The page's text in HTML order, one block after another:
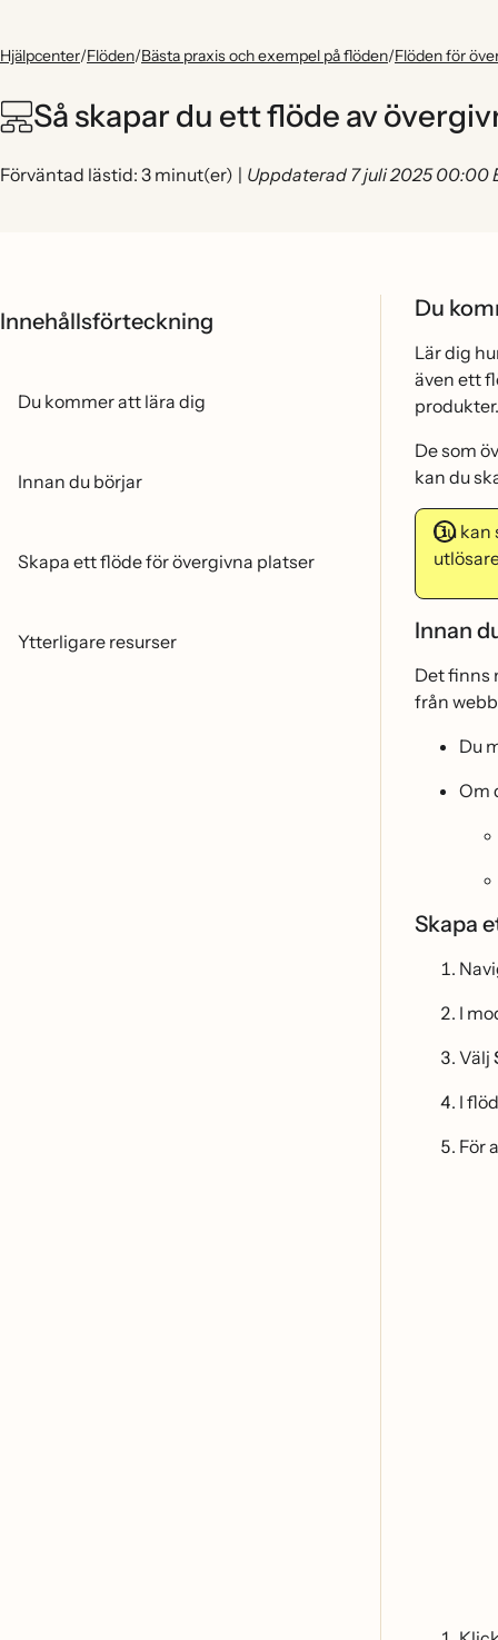
Hjälpcenter/Flöden/Bästa praxis och exempel på flöden/Flöden för
Så skapar du ett flöde av
Förväntad lästid: 3 minut(er) | Uppdaterad 7 juli 2025 00:00
Innehållsförteckning
Du kommer att lära dig
Innan du börjar
Skapa ett flöde för övergivna platser
Ytterligare resurser
Du
Lär dig
även ett
produkter.
De som
kan du
Du kan
Innan
Det finns
från
Du
Om
Skapa
I
Välj
I
För